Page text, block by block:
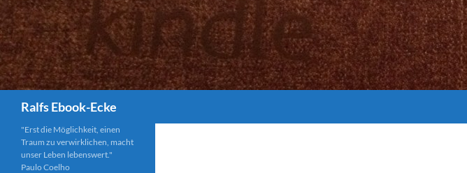
Ralfs Ebook-Ecke
"Erst die Möglichkeit, einen
Traum zu verwirklichen, macht
unser Leben lebenswert."
Paulo Coelho